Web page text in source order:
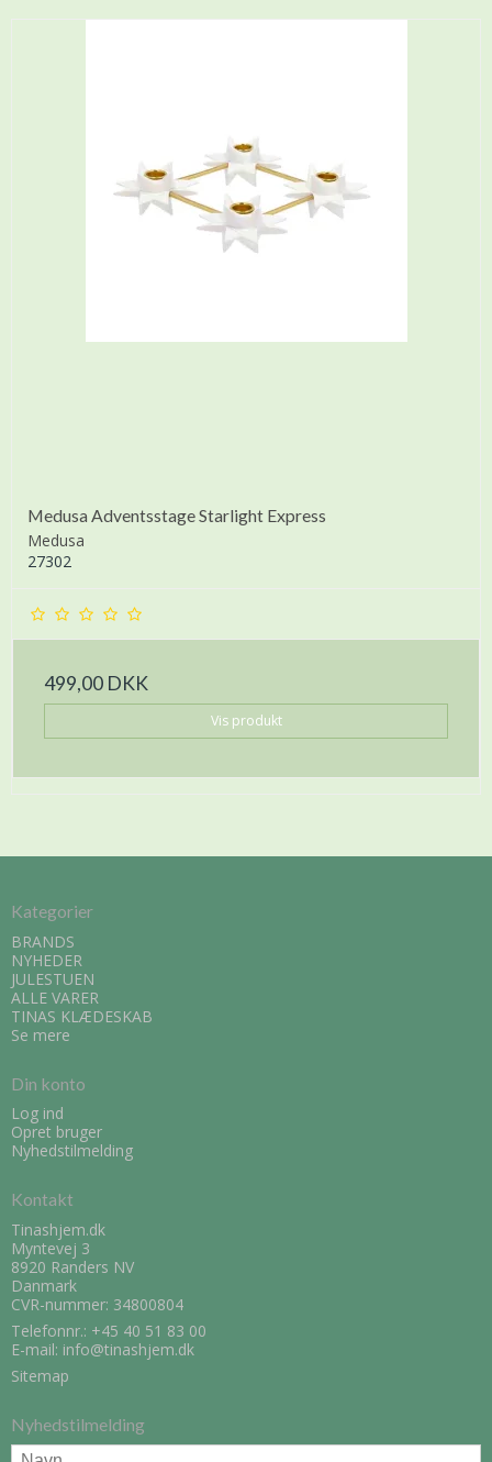
Medusa Adventsstage Starlight Express
Medusa
27302
499,00 DKK
Vis produkt
Kategorier
BRANDS
NYHEDER
JULESTUEN
ALLE VARER
TINAS KLÆDESKAB
Se mere
Din konto
Log ind
Opret bruger
Nyhedstilmelding
Kontakt
Tinashjem.dk
Myntevej 3
8920 Randers NV
Danmark
CVR-nummer: 34800804
Telefonnr.: +45 40 51 83 00
E-mail: info@tinashjem.dk
Sitemap
Nyhedstilmelding